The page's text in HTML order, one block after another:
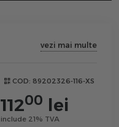
vezi mai multe
COD: 89202326-116-XS
11200 lei
include 21% TVA